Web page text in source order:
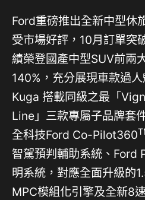
Ford重磅推出全新中型休
受市場好評，10月訂單突
績榮登國產中型SUV前兩
140%，充分展現車款過
Kuga 搭載同級之最「
Line」三款專屬子品牌套
全科技Ford Co-Pilot360
智駕預判輔助系統、Ford
明系統，對應全面升級的
MPC模組化引擎及全新8